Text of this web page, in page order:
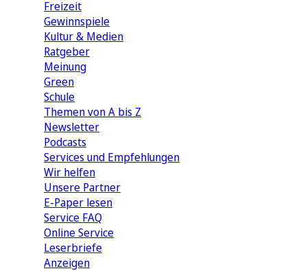
Freizeit
Gewinnspiele
Kultur & Medien
Ratgeber
Meinung
Green
Schule
Themen von A bis Z
Newsletter
Podcasts
Services und Empfehlungen
Wir helfen
Unsere Partner
E-Paper lesen
Service FAQ
Online Service
Leserbriefe
Anzeigen